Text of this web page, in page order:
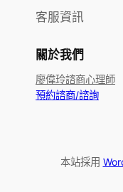
客服資訊
關於我們
廖偉玲諮商心理師
預約諮商/諮詢
本站採用